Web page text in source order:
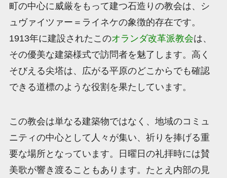
町の中心に威厳をもって建つ石造りの教会は、シ
ュヴァイツァー＝ライネケの象徴的存在です。
1913年に建設されたこのオランダ改革派教会は、
その優美な建築様式で訪問者を魅了します。高く
そびえる尖塔は、広がる平原のどこからでも確認
できる道標のような役割を果たしています。
この教会は単なる建築物ではなく、地域のコミュ
ニティの中心として人々が集い、祈りを捧げる重
要な場所となっています。日曜日の礼拝時には賛
美歌が響き渡ることもあります。たとえ内部の見